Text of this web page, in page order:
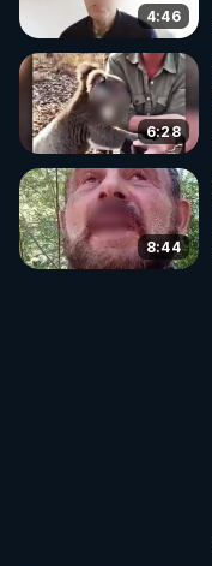
4:46
6:28
8:44